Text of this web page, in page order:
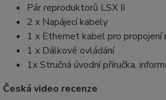
Pár reproduktorů LSX II
2 x Napájecí kabely
1 x Ethernet kabel pro
1 x Dálkové ovládání
1x Stručná úvodní příručka,
Česká video recenze